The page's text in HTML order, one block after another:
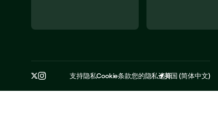
支持隐私Cookie条款您的隐私选择
美国 (简体中文)